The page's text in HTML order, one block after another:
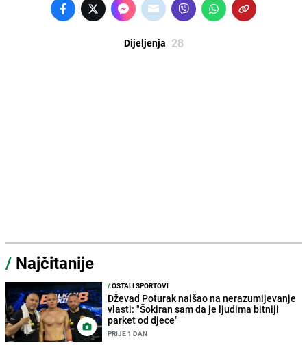
Dijeljenja 28
/ Najčitanije
/OSTALI SPORTOVI
Dževad Poturak naišao na nerazumijevanje
vlasti: "Šokiran sam da je ljudima bitniji
parket od djece"
PRIJE 1 DAN